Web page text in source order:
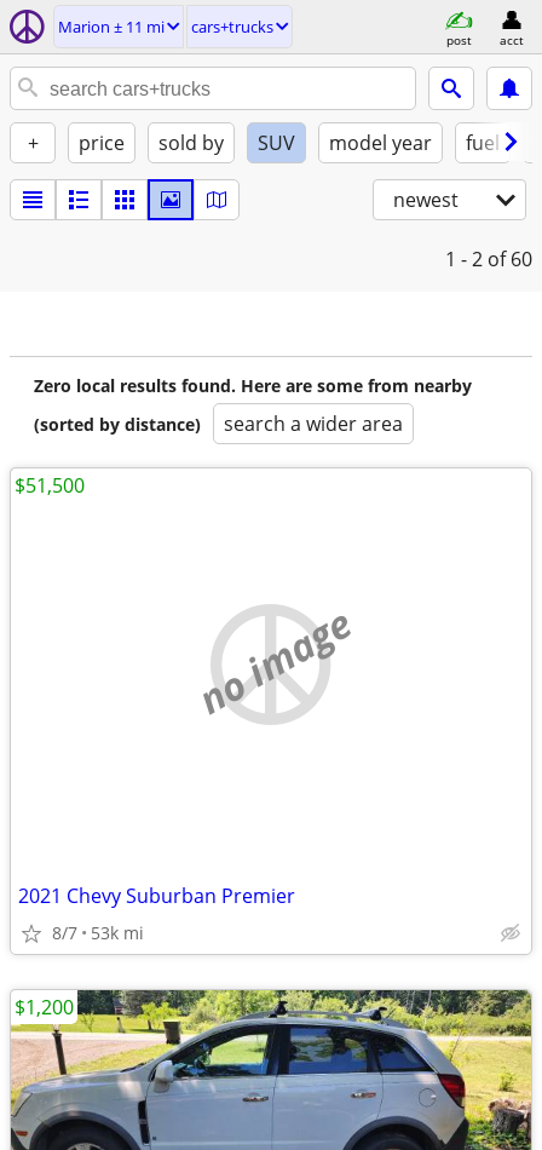
Marion ± 11 mi cars+trucks
post acct
+ price sold by SUV model year fuel
newest
1 - 2 of 60
Zero local results found. Here are some from nearby
(sorted by distance)
search a wider area
no image
2021 Chevy Suburban Premier
8/7 53k mi
$51,500
$1,200